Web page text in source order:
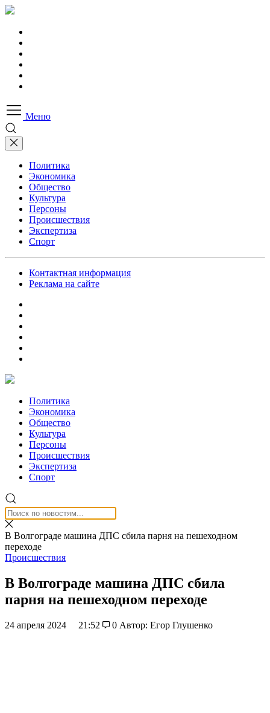
Меню
Политика
Экономика
Общество
Культура
Персоны
Происшествия
Экспертиза
Спорт
Контактная информация
Реклама на сайте
Политика
Экономика
Общество
Культура
Персоны
Происшествия
Экспертиза
Спорт
В Волгограде машина ДПС сбила парня на пешеходном
переходе
Происшествия
В Волгограде машина ДПС сбила
парня на пешеходном переходе
24 апреля 2024 21:52 0 Автор: Егор Глушенко